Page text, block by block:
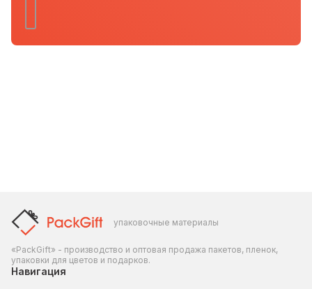
упаковочные материалы
«PackGift» - производство и оптовая продажа пакетов, пленок,
упаковки для цветов и подарков.
Навигация